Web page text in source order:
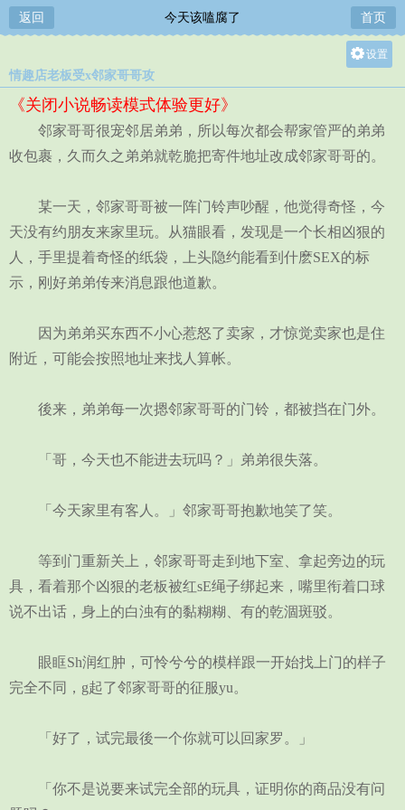
返回 今天该嗑腐了 首页
设置
中
小
情趣店老板受x邻家哥哥攻
《关闭小说畅读模式体验更好》
邻家哥哥很宠邻居弟弟，所以每次都会帮家管严的弟弟
收包裹，久而久之弟弟就乾脆把寄件地址改成邻家哥哥的。
某一天，邻家哥哥被一阵门铃声吵醒，他觉得奇怪，今
天没有约朋友来家里玩。从猫眼看，发现是一个长相凶狠的
人，手里提着奇怪的纸袋，上头隐约能看到什麽SEX的标
示，刚好弟弟传来消息跟他道歉。
因为弟弟买东西不小心惹怒了卖家，才惊觉卖家也是住
附近，可能会按照地址来找人算帐。
後来，弟弟每一次摁邻家哥哥的门铃，都被挡在门外。
「哥，今天也不能进去玩吗？」弟弟很失落。
「今天家里有客人。」邻家哥哥抱歉地笑了笑。
等到门重新关上，邻家哥哥走到地下室、拿起旁边的玩
具，看着那个凶狠的老板被红sE绳子绑起来，嘴里衔着口球
说不出话，身上的白浊有的黏糊糊、有的乾涸斑驳。
眼眶Sh润红肿，可怜兮兮的模样跟一开始找上门的样子
完全不同，g起了邻家哥哥的征服yu。
「好了，试完最後一个你就可以回家罗。」
「你不是说要来试完全部的玩具，证明你的商品没有问